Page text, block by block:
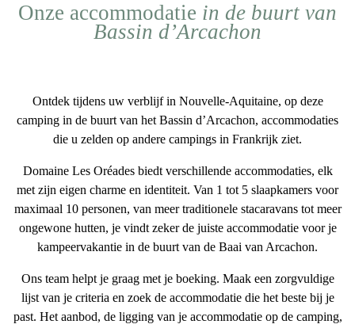
Onze accommodatie in de buurt van
Bassin d’Arcachon
Ontdek tijdens uw verblijf in Nouvelle-Aquitaine, op deze
camping in de buurt van het Bassin d’Arcachon, accommodaties
die u zelden op andere campings in Frankrijk ziet.
Domaine Les Oréades biedt verschillende accommodaties, elk
met zijn eigen charme en identiteit. Van 1 tot 5 slaapkamers voor
maximaal 10 personen, van meer traditionelestacaravans tot meer
ongewonehutten, je vindt zeker de juiste accommodatie voor je
kampeervakantie in de buurt van de Baai van Arcachon.
Ons team helpt je graag met je boeking. Maak een zorgvuldige
lijst van je criteria en zoek de accommodatie die het beste bij je
past. Het aanbod, de ligging van je accommodatie op de camping,